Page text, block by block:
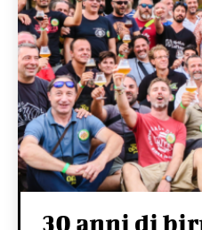
30 anni di